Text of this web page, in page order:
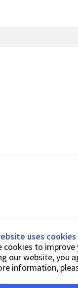
uses cookies
cookies to
our website, you
information,